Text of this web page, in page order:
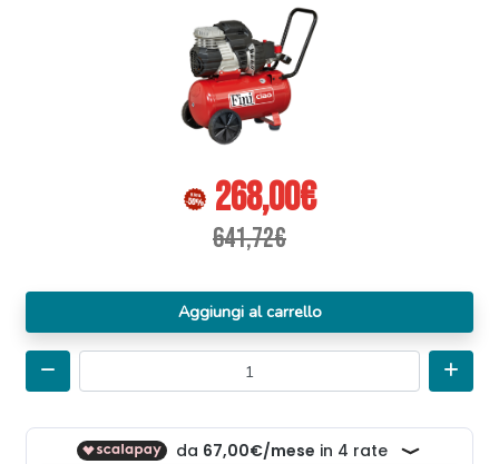
268,00€
641,72€
Aggiungi al carrello